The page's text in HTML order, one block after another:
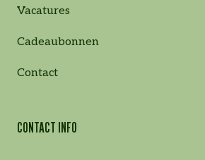
Vacatures
Cadeaubonnen
Contact
CONTACT INFO